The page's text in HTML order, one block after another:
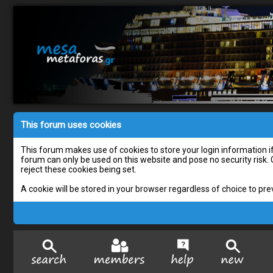
This forum uses cookies
This forum makes use of cookies to store your login information
forum can only be used on this website and pose no security
reject these cookies being set.
A cookie will be stored in your browser regardless of choice to